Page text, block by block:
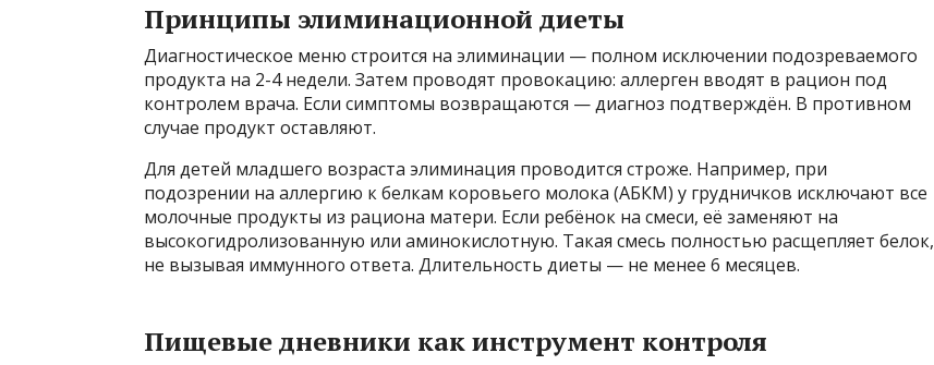
Принципы элиминационной диеты
Диагностическое меню строится на элиминации — полном исключении подозреваемого
продукта на 2-4 недели. Затем проводят провокацию: аллерген вводят в рацион под
контролем врача. Если симптомы возвращаются — диагноз подтверждён. В противном
случае продукт оставляют.
Для детей младшего возраста элиминация проводится строже. Например, при
подозрении на аллергию к белкам коровьего молока (АБКМ) у грудничков исключают все
молочные продукты из рациона матери. Если ребёнок на смеси, её заменяют на
высокогидролизованную или аминокислотную. Такая смесь полностью расщепляет белок,
не вызывая иммунного ответа. Длительность диеты — не менее 6 месяцев.
Пищевые дневники как инструмент контроля